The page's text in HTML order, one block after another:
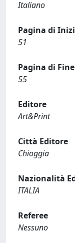
Italiano
Pagina di
51
Pagina di Fine
55
Editore
Art&Print
Città Editore
Chioggia
Nazionalità
ITALIA
Referee
Nessuno